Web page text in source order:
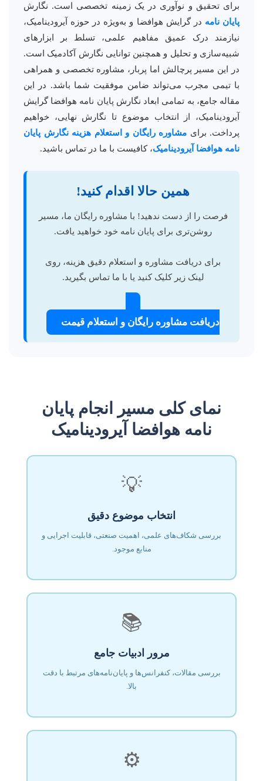
برای تحقیق و نوآوری در یک زمینه تخصصی است. نگارش
پایان نامه در گرایش هوافضا و به‌ویژه در حوزه آیرودینامیک،
نیازمند درک عمیق مفاهیم علمی، تسلط بر ابزارهای
شبیه‌سازی و تحلیل و همچنین توانایی نگارش آکادمیک است.
در این مسیر پرچالش اما پربار، مشاوره تخصصی و همراهی
با تیمی مجرب می‌تواند ضامن موفقیت شما باشد. در این
مقاله جامع، به تمامی ابعاد نگارش پایان نامه هوافضا گرایش
آیرودینامیک، از انتخاب موضوع تا نگارش نهایی، خواهیم
پرداخت. برای مشاوره رایگان و استعلام هزینه نگارش پایان
نامه هوافضا آیرودینامیک، کافیست با ما در تماس باشید.
همین حالا اقدام کنید!
فرصت را از دست ندهید! با مشاوره رایگان ما، مسیر
روشن‌تری برای پایان نامه خود خواهید یافت.
برای دریافت مشاوره و استعلام دقیق هزینه، روی
لینک زیر کلیک کنید یا با ما تماس بگیرید.
دریافت مشاوره رایگان و استعلام قیمت
نمای کلی مسیر انجام پایان
نامه هوافضا آیرودینامیک
💡
انتخاب موضوع دقیق
بررسی شکاف‌های علمی، اهمیت صنعتی، قابلیت اجرایی و
منابع موجود.
📚
مرور ادبیات جامع
بررسی مقالات، کنفرانس‌ها و پایان‌نامه‌های مرتبط با دقت
بالا.
⚙️